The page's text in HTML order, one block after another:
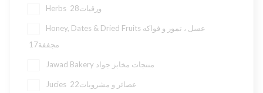
Herbs ورقيات28
Honey, Dates & Dried Fruits عسل ، تمور و فواكه
مجففة17
Jawad Bakery منتجات مخابز جواد
Jucies عصائر و مشروبات22